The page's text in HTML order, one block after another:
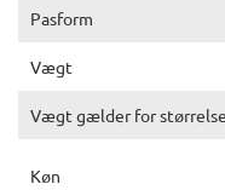
Pasform
Vægt
Vægt gælder for størrelse
Køn